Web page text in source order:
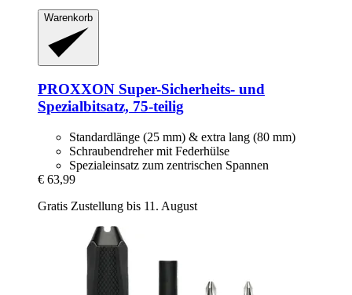
Warenkorb
PROXXON Super-​Sicherheits-​ und
Spezialbitsatz, 75-​teilig
Standardlänge (25 mm) & extra lang (80 mm)
Schraubendreher mit Federhülse
Spezialeinsatz zum zentrischen Spannen
€ 63,99
Gratis Zustellung bis 11. August